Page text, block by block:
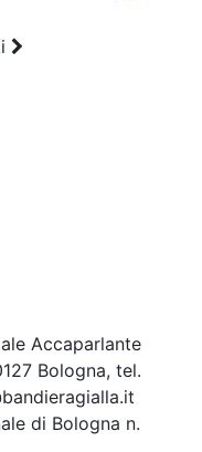
Accaparlante
Bologna, tel.
di Bologna n.